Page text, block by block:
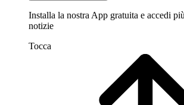
Installa la nostra App gratuita e accedi
notizie
Tocca